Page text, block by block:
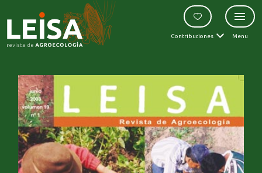
Contribuciones Menu